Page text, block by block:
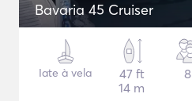
Bavaria 45 Cruiser
Iate à vela
47 ft
14 m
8